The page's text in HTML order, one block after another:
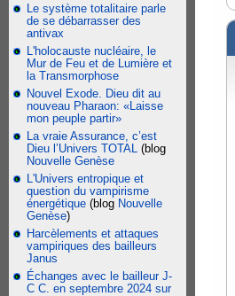
Le système totalitaire parle
de se débarrasser des
antivax
L'holocauste nucléaire, le
Mur de Feu et de Lumière et
la Transmorphose
Nouvel Exode. Dieu dit au
nouveau Pharaon: «Laisse
mon peuple partir»
La vraie Assurance, c’est
Dieu l’Univers TOTAL (blog
Nouvelle Genèse
L'Univers entropique et
question du vampirisme
énergétique (blog Nouvelle
Genèse)
Harcèlements et attaques
vampiriques des bailleurs
Janus
Échanges avec le bailleur J-
C C. en septembre 2024 sur